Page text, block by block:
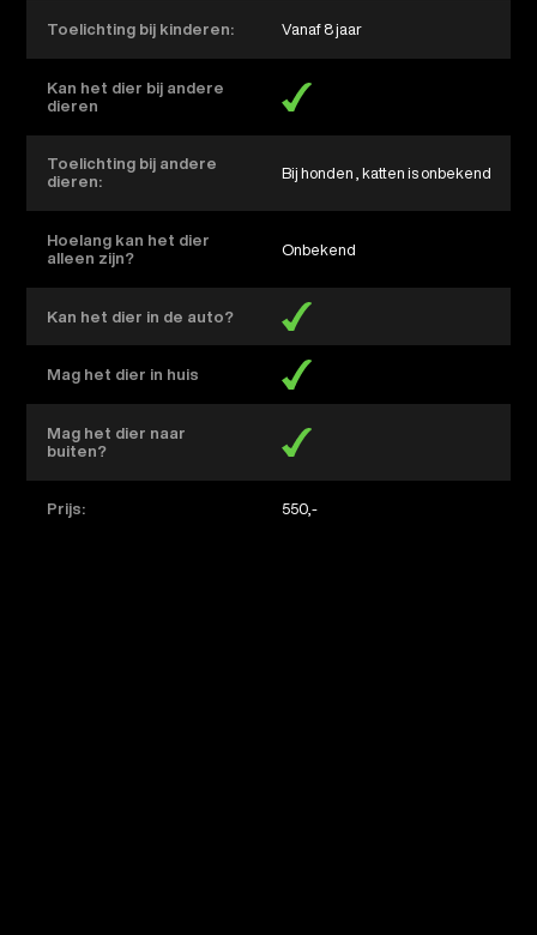
Toelichting bij kinderen: Vanaf 8 jaar
Kan het dier bij andere
dieren
Toelichting bij andere
dieren:
Bij honden , katten is onbekend
Hoelang kan het dier
alleen zijn?
Onbekend
Kan het dier in de auto?
Mag het dier in huis
Mag het dier naar
buiten?
Prijs: 550,-